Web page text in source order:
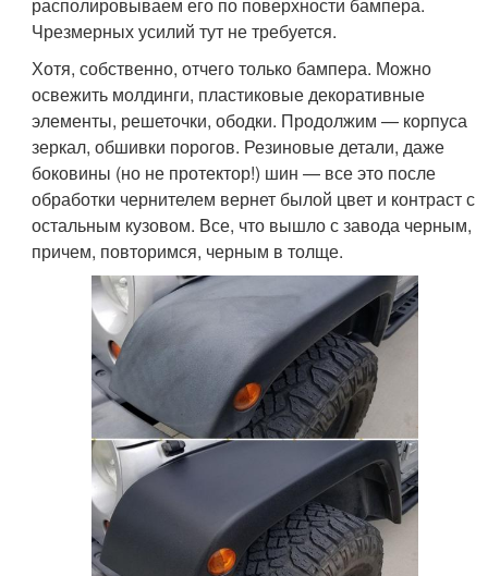
располировываем его по поверхности бампера.
Чрезмерных усилий тут не требуется.
Хотя, собственно, отчего только бампера. Можно
освежить молдинги, пластиковые декоративные
элементы, решеточки, ободки. Продолжим — корпуса
зеркал, обшивки порогов. Резиновые детали, даже
боковины (но не протектор!) шин — все это после
обработки чернителем вернет былой цвет и контраст с
остальным кузовом. Все, что вышло с завода черным,
причем, повторимся, черным в толще.